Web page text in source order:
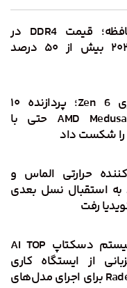
بحران در بازار حافظه؛ قیمت DDR4 در
سه‌ماهه سوم ۲۰۲۶ بیش از ۵۰ درصد
قدرت‌نمایی معماری Zen 6؛ پردازنده ۱۰
هسته‌ای AMD Medusa Point حتی با
را شکست داد
حرارتی الماس و
استقبال نسل بعدی
رفت
گیگابایت از اکوسیستم دسکتاپ AI TOP
از ایستگاه کاری
Radeon AI PRO R9700 برای اجرای مدل‌های